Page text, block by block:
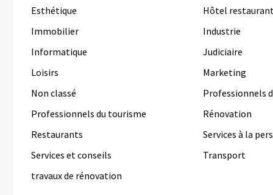
Esthétique
Hôtel
Immobilier
Industrie
Informatique
Judiciaire
Loisirs
Marketing
Non classé
Professionnels
Professionnels du tourisme
Rénovation
Restaurants
Services à la
Services et conseils
Transport
travaux de rénovation